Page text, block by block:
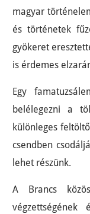
magyar
és történetek
gyökeret
is érdemes
Egy
belélegezni a
különleges
csendben
lehet részünk.
A Brancs
végzettségének